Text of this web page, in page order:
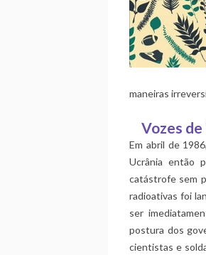
maneiras
Vozes
Em abril de
Ucrânia então
catástrofe sem
radioativas foi
ser
postura dos
cientistas e